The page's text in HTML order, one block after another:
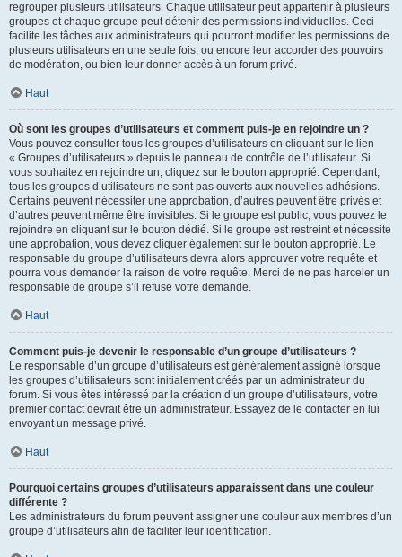
regrouper plusieurs utilisateurs. Chaque utilisateur peut appartenir à plusieurs
groupes et chaque groupe peut détenir des permissions individuelles. Ceci
facilite les tâches aux administrateurs qui pourront modifier les permissions de
plusieurs utilisateurs en une seule fois, ou encore leur accorder des pouvoirs
de modération, ou bien leur donner accès à un forum privé.
Haut
Où sont les groupes d’utilisateurs et comment puis-je en rejoindre un ?
Vous pouvez consulter tous les groupes d’utilisateurs en cliquant sur le lien
« Groupes d’utilisateurs » depuis le panneau de contrôle de l’utilisateur. Si
vous souhaitez en rejoindre un, cliquez sur le bouton approprié. Cependant,
tous les groupes d’utilisateurs ne sont pas ouverts aux nouvelles adhésions.
Certains peuvent nécessiter une approbation, d’autres peuvent être privés et
d’autres peuvent même être invisibles. Si le groupe est public, vous pouvez le
rejoindre en cliquant sur le bouton dédié. Si le groupe est restreint et nécessite
une approbation, vous devez cliquer également sur le bouton approprié. Le
responsable du groupe d’utilisateurs devra alors approuver votre requête et
pourra vous demander la raison de votre requête. Merci de ne pas harceler un
responsable de groupe s’il refuse votre demande.
Haut
Comment puis-je devenir le responsable d’un groupe d’utilisateurs ?
Le responsable d’un groupe d’utilisateurs est généralement assigné lorsque
les groupes d’utilisateurs sont initialement créés par un administrateur du
forum. Si vous êtes intéressé par la création d’un groupe d’utilisateurs, votre
premier contact devrait être un administrateur. Essayez de le contacter en lui
envoyant un message privé.
Haut
Pourquoi certains groupes d’utilisateurs apparaissent dans une couleur
différente ?
Les administrateurs du forum peuvent assigner une couleur aux membres d’un
groupe d’utilisateurs afin de faciliter leur identification.